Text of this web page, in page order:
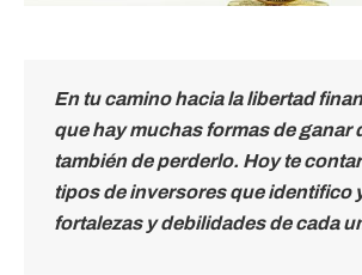
En tu camino hacia la libertad
que hay muchas formas de
también de perderlo. Hoy te
tipos de inversores que identifico
fortalezas y debilidades de cada